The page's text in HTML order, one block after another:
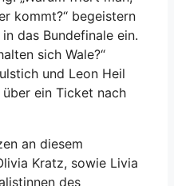
kommt?“ begeistern
das Bundefinale ein.
sich Wale?“
und Leon Heil
ein Ticket nach
an diesem
Kratz, sowie Livia
des